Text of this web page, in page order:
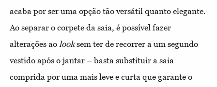
acaba por ser uma opção tão versátil quanto elegante.
Ao separar o corpete da saia, é possível fazer
alterações ao looksem ter de recorrer a um segundo
vestido após o jantar – basta substituir a saia
comprida por uma mais leve e curta que garante o